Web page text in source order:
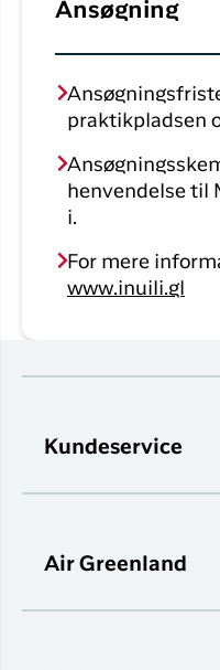
Ansøgning
praktikpladsen
henvendelse til
i.
For mere
www.inuili.gl
Kundeservice
Air Greenland